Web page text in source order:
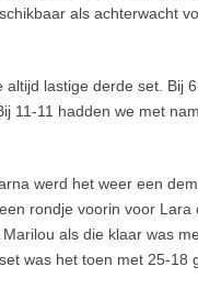
als achterwacht
lastige derde set. Bij
11-11 hadden we met
werd het weer een
rondje voorin voor
als die klaar was
was het toen met 25-18